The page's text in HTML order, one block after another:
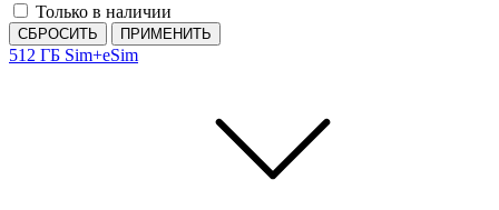
Только в наличии
СБРОСИТЬ ПРИМЕНИТЬ
512 ГБ Sim+eSim